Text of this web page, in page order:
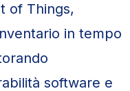
of Things,
in tempo
software e